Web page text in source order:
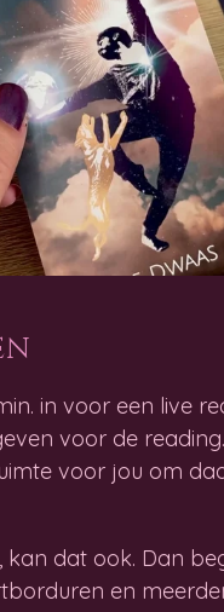
in voor een live
voor de
voor jou om
kan dat ook. Dan
en